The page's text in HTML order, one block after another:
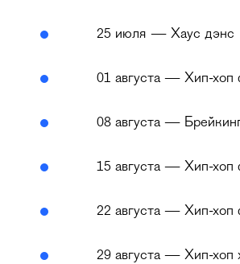
25 июля — Хаус дэнс
01 августа — Хип-хоп
08 августа —
15 августа — Хип-хоп
22 августа — Хип-хоп
29 августа — Хип-хоп